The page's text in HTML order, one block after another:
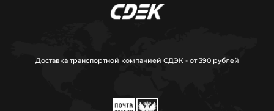
Доставка транспортной компанией СДЭК - от 390 рублей